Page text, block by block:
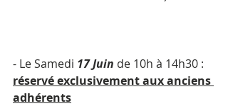
- Le Samedi 17 Juin de 10h à 14h30 :
réservé exclusivement aux anciens
adhérents